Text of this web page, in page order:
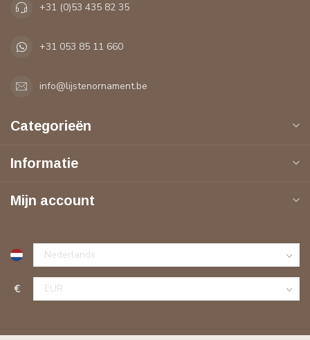
+31 (0)53 435 82 35
+31 053 85 11 660
info@lijstenornament.be
Categorieën
Informatie
Mijn account
€